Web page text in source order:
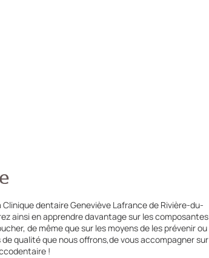
dentaire Geneviève Lafrance de Rivière-du-
ainsi en apprendre davantage sur les composantes
de même que sur les moyens de les prévenir ou
de qualité que nous offrons,de vous accompagner sur
!